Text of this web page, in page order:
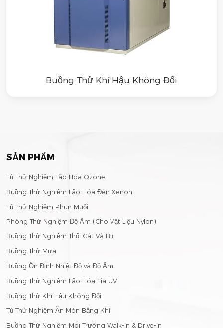
Buồng Thử Khí Hậu Không Đổi
SẢN PHẨM
Tủ Thử Nghiệm Lão Hóa Ozone
Buồng Thử Nghiệm Lão Hóa Đèn Xenon
Tủ Thử Nghiệm Phun Muối
Phòng Thử Nghiệm Độ Ẩm (Cho Vật Liệu Nylon)
Buồng Thử Nghiệm Thổi Cát Và Bụi
Buồng Thử Mưa
Buồng Ổn Định Nhiệt Độ và Độ Ẩm
Buồng Thử Nghiệm Lão Hóa Tia UV
Buồng Thử Khí Hậu Không Đổi
Tủ Thử Nghiệm Ăn Mòn Bằng Khí
Buồng Thử Nghiệm Môi Trường Walk-In & Drive-In